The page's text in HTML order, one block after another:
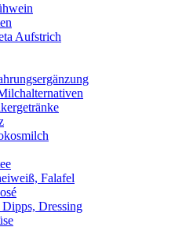
Aufstrich
Falafel
Dressing